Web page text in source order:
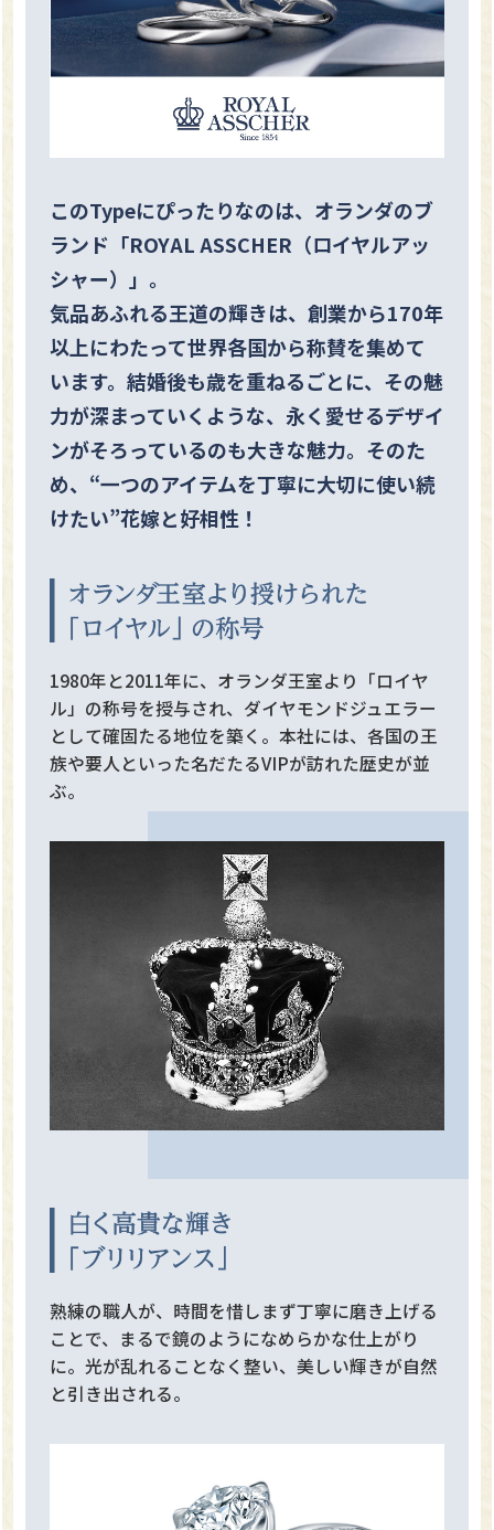
このTypeにぴったりなのは、オランダのブ
ランド「ROYAL ASSCHER（ロイヤルアッ
シャー）」。
気品あふれる王道の輝きは、創業から170年
以上にわたって世界各国から称賛を集めて
います。結婚後も歳を重ねるごとに、その魅
力が深まっていくような、永く愛せるデザイ
ンがそろっているのも大きな魅力。そのた
め、“一つのアイテムを丁寧に大切に使い続
けたい”花嫁と好相性！
1980年と2011年に、オランダ王室より「ロイヤ
ル」の称号を授与され、ダイヤモンドジュエラー
として確固たる地位を築く。本社には、各国の王
族や要人といった名だたるVIPが訪れた歴史が並
ぶ。
熟練の職人が、時間を惜しまず丁寧に磨き上げる
ことで、まるで鏡のようになめらかな仕上がり
に。光が乱れることなく整い、美しい輝きが自然
と引き出される。